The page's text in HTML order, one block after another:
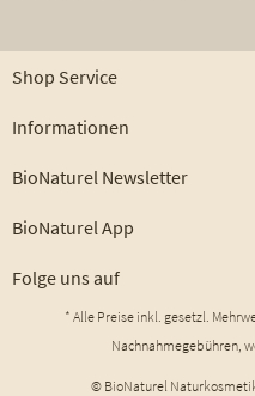
Shop Service
Informationen
BioNaturel Newsletter
BioNaturel App
Folge uns auf
* Alle Preise inkl. gesetzl.
Nachnahmegebühren,
© BioNaturel